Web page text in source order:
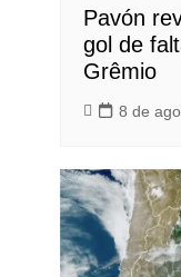
Pavón
gol de
Grêmio
8 de